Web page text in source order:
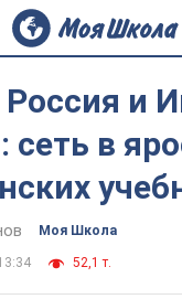
и
сеть в
Моя Школа
52,1 т.